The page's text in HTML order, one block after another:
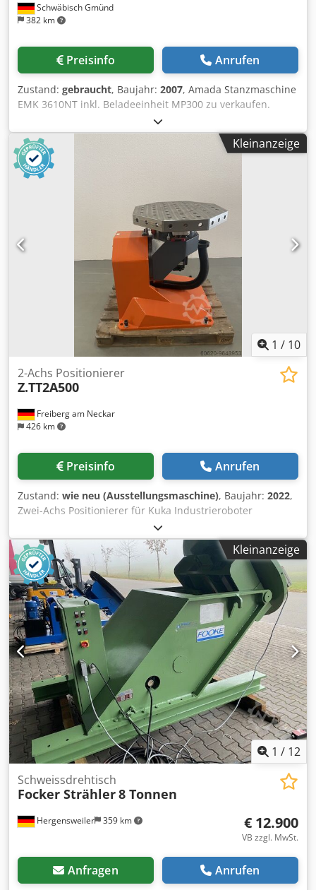
Schwäbisch Gmünd
382 km
Preisinfo Anrufen
Zustand: gebraucht, Baujahr: 2007, Amada Stanzmaschine
EMK 3610NT inkl. Beladeeinheit MP300 zu verkaufen.
Dcsdpfx Asw Hww Hsppek Die Maschine möchten wir
komplett mit Werkzeug und Wilson X-Sharp
Schleifmaschine abgeben. Die Standardwerkzeuge sind in
angehängter Liste aufgeführt. Kann ich Ihnen per Email
senden.
Kleinanzeige
1 / 10
Freiberg am Neckar
426 km
2-Achs Positionierer
Z.TT2A500
Preisinfo Anrufen
Zustand: wie neu (Ausstellungsmaschine), Baujahr: 2022,
Zwei-Achs Positionierer für Kuka Industrieroboter
maximale Traglast 500Kg Positions-wiederholungs-
genauigkeit= 0,1mm Bauhöhe: 982mm Dsdpjlhr H Hefx
Appjck Neigungsbereich: +/- 93° Drehbereich: unbegrenzt
Installations-position: Boden Nenn-Schweißstrom
(100%Einschaltdauer) = 500A ( 60% Einschaltdauer) = 600A
Kleinanzeige
1 / 12
Hergensweiler 359 km
Schweissdrehtisch
Focker Strähler8 Tonnen
€ 12.900
VB zzgl. MwSt.
Anfragen Anrufen